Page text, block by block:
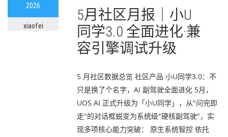
2026
xiaofei
5月社区月报｜小U
同学3.0 全面进化·兼
容引擎调试升级
5 月社区数据总览 社区产品 小U同学3.0：不
只是换了个名字，AI 副驾驶全面进化 5月，
UOS AI 正式升级为「小U同学」，从"问完即
走"的对话框蜕变为系统级"硬核副驾驶"，实
现多项核心能力突破： 原生系统智控 依托